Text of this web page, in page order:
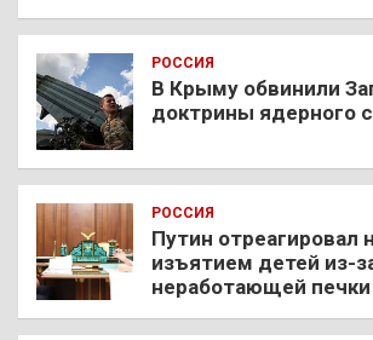
РОССИЯ
В Крыму обвинили
доктрины ядерного
РОССИЯ
Путин отреагировал
изъятием детей из-
неработающей печки